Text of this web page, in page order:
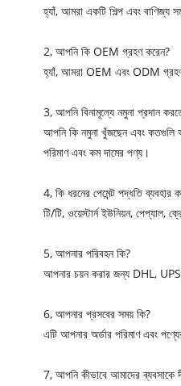
হ্যাঁ, আমরা একটি শিল্প এবং বাণিজ্য
2, আপনি কি OEM গ্রহণ করেন?
হ্যাঁ, আমরা OEM এবং ODM
3, আপনি বিনামূল্যে নমুনা প্রদান
আপনি কি নমুনা খুঁজছেন এবং কতগুলি
পরিমাণ এবং কম দামের পণ্য।
4, কি ধরনের পেমেন্ট পদ্ধতি ব্যবহার
টি/টি, ওয়েস্টার্ন ইউনিয়ন, পেপ্যাল,
5, আপনার পরিবহন কি?
আপনার চয়ন করার জন্য DHL, UPS,
6, আপনার প্রসবের সময় কি?
এটি আপনার অর্ডার পরিমাণ এবং
7, আপনি কীভাবে আমাদের ব্যবসাকে